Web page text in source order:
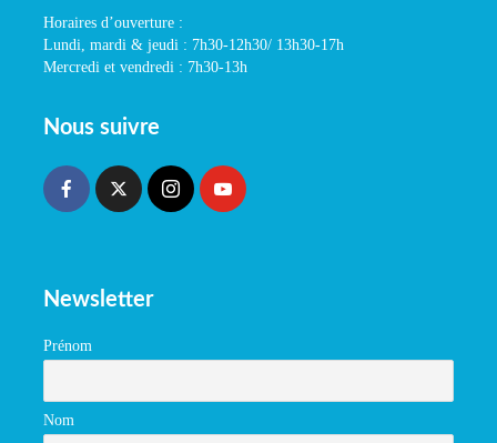
Horaires d’ouverture :
Lundi, mardi & jeudi : 7h30-12h30/ 13h30-17h
Mercredi et vendredi : 7h30-13h
Nous suivre
Newsletter
Prénom
Nom